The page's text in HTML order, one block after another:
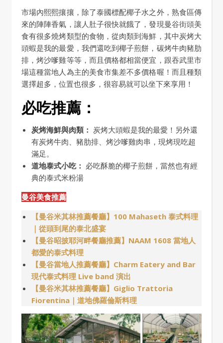
市場內熙熙攘攘，除了泰國標配椰子水之外，熟食區傳
來的陣陣香氣，讓人肚子很快就餓了，發現曼谷街頭美
食有很多燒烤類型的食物，從肉類到海鮮，其中炭烤大
頭蝦是我的最愛，我們還吃到椰子煎餅，碳烤牛肉豬肋
排，烤沙嗲雞等等，而且價格都相當便宜，跟吞武里市
場這種當地人為主的美食市集差不多價格喔！而且種類
選擇超多，位置也很多，很容易就可以坐下來享用！
必吃推薦：
炭烤海鮮與肉類： 炭烤大頭蝦是我的最愛！另外還
有炭烤牛肉、豬肋排、烤沙嗲雞肉串，現烤現吃超
滿足。
道地泰式小吃： 必吃酥脆的椰子煎餅，當然也有經
典的泰式米粉湯
曼谷美食推薦
【曼谷米其林推薦餐廳】100 Mahaseth 泰式料理
｜從頭到尾的泰北盛宴
【曼谷昭披耶河畔餐廳推薦】NAAM 1608 當地人
都愛的泰式料理
【曼谷當地人推薦餐廳】Charm Eatery and Bar
現代泰式料理 Live band 演出
【曼谷米其林推薦餐廳】Giglio Trattoria
Fiorentina｜道地佛羅倫斯料理